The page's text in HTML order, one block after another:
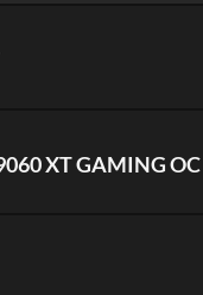
XT GAMING